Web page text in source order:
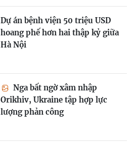
Dự án bệnh viện 50 triệu USD
hoang phế hơn hai thập kỷ giữa
Hà Nội
Nga bất ngờ xâm nhập
Orikhiv, Ukraine tập hợp lực
lượng phản công